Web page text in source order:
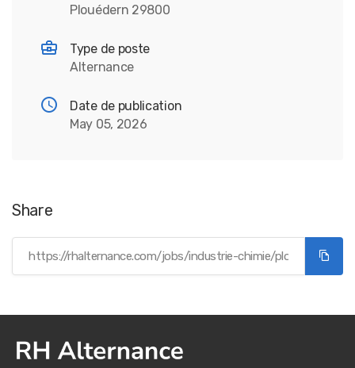
Plouédern 29800
Type de poste
Alternance
Date de publication
May 05, 2026
Share